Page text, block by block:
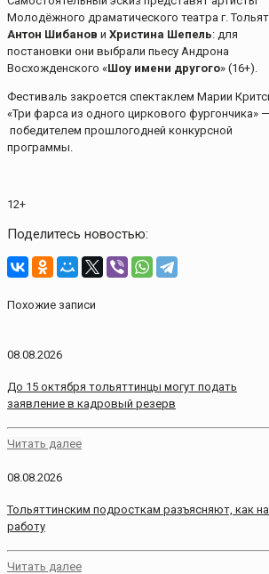
Молодёжного драматического театра г.
Антон Шибанов и Христина Шепель: для
постановки они выбрали пьесу Андрона
Восхожденского «Шоу имени другого» (16+).
Фестиваль закроется спектаклем Марии
«Три фарса из одного циркового фургончика» —
победителем прошлогодней конкурсной
программы.
12+
Поделитесь новостью:
Похожие записи
08.08.2026
До 15 октября тольяттинцы могут подать
заявление в кадровый резерв
Читать далее
08.08.2026
Тольяттинским подросткам разъясняют, как
работу
Читать далее